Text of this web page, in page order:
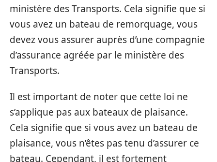
ministère des Transports. Cela signifie que si
vous avez un bateau de remorquage, vous
devez vous assurer auprès d’une compagnie
d’assurance agréée par le ministère des
Transports.
Il est important de noter que cette loi ne
s’applique pas aux bateaux de plaisance.
Cela signifie que si vous avez un bateau de
plaisance, vous n’êtes pas tenu d’assurer ce
bateau. Cependant, il est fortement